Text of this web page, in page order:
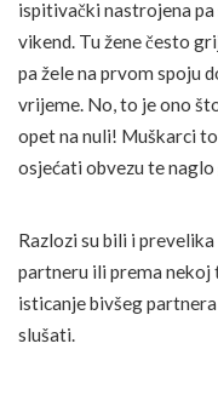
ispitivački nastrojena pa
vikend. Tu žene često
pa žele na prvom spoju
vrijeme. No, to je ono
opet na nuli! Muškarci
osjećati obvezu te
Razlozi su bili i
partneru ili prema nekoj
isticanje bivšeg
slušati.